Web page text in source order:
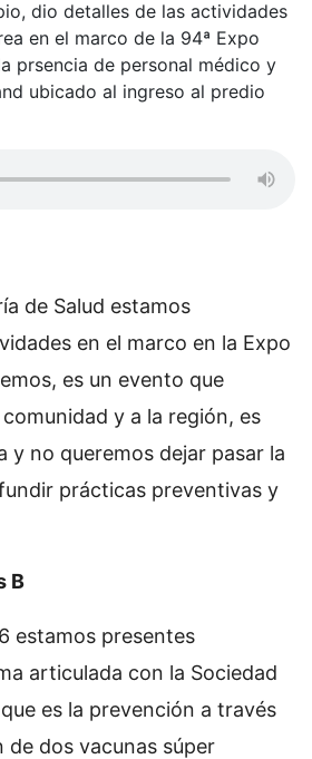
dio detalles de las actividades
en el marco de la 94ª Expo
prsencia de personal médico y
ubicado al ingreso al predio
de Salud estamos
en el marco en la Expo
es un evento que
y a la región, es
y no queremos dejar pasar la
prácticas preventivas y
B
estamos presentes
articulada con la Sociedad
es la prevención a través
de dos vacunas súper